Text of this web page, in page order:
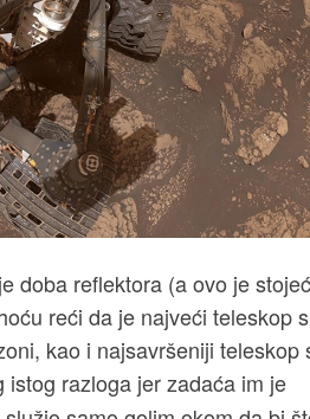
doba reflektora (a ovo je
reći da je najveći teleskop s
kao i najsavršeniji teleskop
istog razloga jer zadaća im je